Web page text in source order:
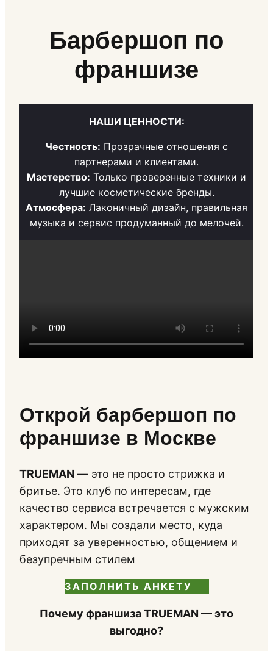
Барбершоп по
франшизе
НАШИ ЦЕННОСТИ:
Честность: Прозрачные отношения с
партнерами и клиентами.
Мастерство: Только проверенные техники и
лучшие косметические бренды.
Атмосфера: Лаконичный дизайн, правильная
музыка и сервис продуманный до мелочей.
Открой барбершоп по
франшизе в Москве
TRUEMAN — это не просто стрижка и
бритье. Это клуб по интересам, где
качество сервиса встречается с мужским
характером. Мы создали место, куда
приходят за уверенностью, общением и
безупречным стилем
ЗАПОЛНИТЬ АНКЕТУ
Почему франшиза TRUEMAN — это
выгодно?